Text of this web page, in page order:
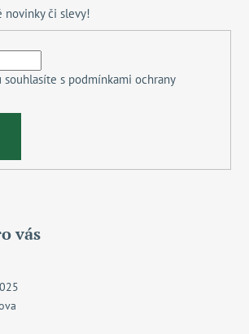
novinky či slevy!
s podmínkami ochrany
vás